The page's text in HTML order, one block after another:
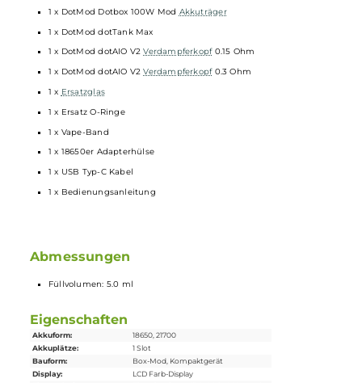
Gefederter 510er Anschluss
dotTank Max
Material: Edelstahl und Borosilikatglas
5.0 ml Bauchglastank
Top-Fill
Top-Cap mit Bajonett-Verschluss
Inkl.Vape-Band aus Silikon zum Schutz des Glastanks
Lieferumfang
1 x DotMod Dotbox 100W Mod
1 x DotMod dotTank Max